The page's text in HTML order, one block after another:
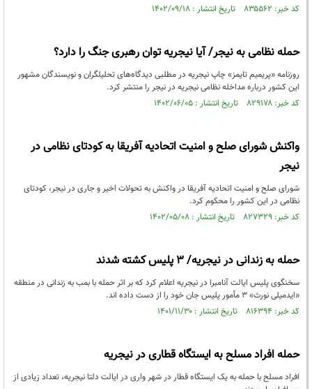
کد خبر: ۸۳۵۵۶۲ تاریخ انتشار : ۱۴۰۲/۰۹/۱۸
حمله نظامی به نیجر/ آیا نیجریه توان رهبری جنگ را دارد؟
روزنامه «پریمیم تایمز» چاپ نیجریه در مطلبی دیدگاه‌های تحلیلگران و نویسندگان مشهور
این کشور درباره مداخله نظامی نیجریه در نیجر را منتشر کرد.
کد خبر: ۸۲۹۱۷۸ تاریخ انتشار : ۱۴۰۲/۰۶/۰۵
واکنش شورای صلح و امنیت اتحادیه آفریقا به کودتای نظامی در
نیجر
شورای صلح و امنیت اتحادیه آفریقا در واكنش به تحولات اخير و جاری در نيجر، کودتای
نظامی در اين کشور را محکوم کرد.
کد خبر: ۸۲۷۳۲۹ تاریخ انتشار : ۱۴۰۲/۰۵/۰۸
حمله به زندانی در نیجریه/ ۳ پلیس کشته شدند
سخنگوی پلیس ایالت آنامبرا در نیجریه اعلام کرد که بر اثر حمله با بمب به زندانی در منطقه
«ایدمیلی نورث» ۳ مأمور پلیس جان خود را از دست داده اند.
کد خبر: ۸۱۶۳۹۴ تاریخ انتشار : ۱۴۰۱/۱۱/۳۰
حمله افراد مسلح به ایستگاه قطاری در نیجریه
افراد مسلح با حمله به یک ایستگاه قطار در شهر واری در ایالت دلتا نیجریه، تعداد زیادی از